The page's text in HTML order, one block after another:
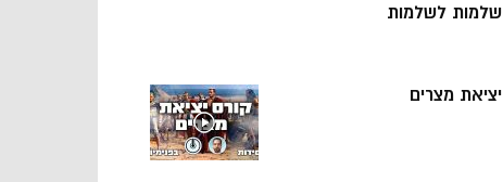
שלמות לשלמות
יציאת מצרים